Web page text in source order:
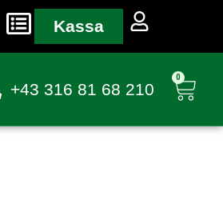
Kassa
+43 316 81 68 210
0